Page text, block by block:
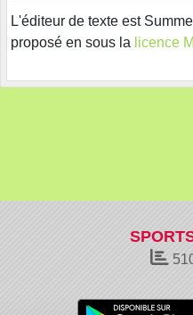
L'éditeur de texte est
proposé en sous la licence